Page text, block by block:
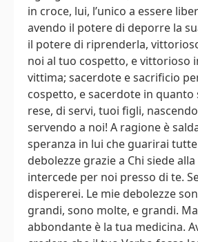
in croce, lui, l’unico a essere
avendo il potere di deporre la
il potere di riprenderla,
noi al tuo cospetto, e vittorioso
vittima; sacerdote e sacrificio
cospetto, e sacerdote in quanto
rese, di servi, tuoi figli,
servendo a noi! A ragione è
speranza in lui che guarirai
debolezze grazie a Chi siede
intercede per noi presso di te.
dispererei. Le mie debolezze
grandi, sono molte, e grandi.
abbondante è la tua medicina.